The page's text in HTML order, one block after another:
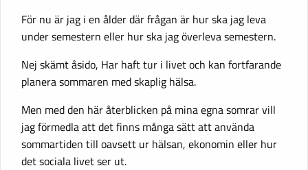
För nu är jag i en ålder där frågan är hur ska jag leva
under semestern eller hur ska jag överleva semestern.
Nej skämt åsido, Har haft tur i livet och kan fortfarande
planera sommaren med skaplig hälsa.
Men med den här återblicken på mina egna somrar vill
jag förmedla att det finns många sätt att använda
sommartiden till oavsett ur hälsan, ekonomin eller hur
det sociala livet ser ut.